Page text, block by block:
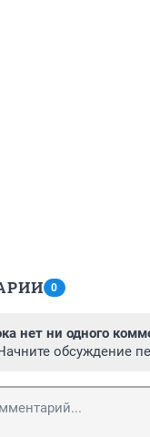
0
нет ни одного
обсуждение